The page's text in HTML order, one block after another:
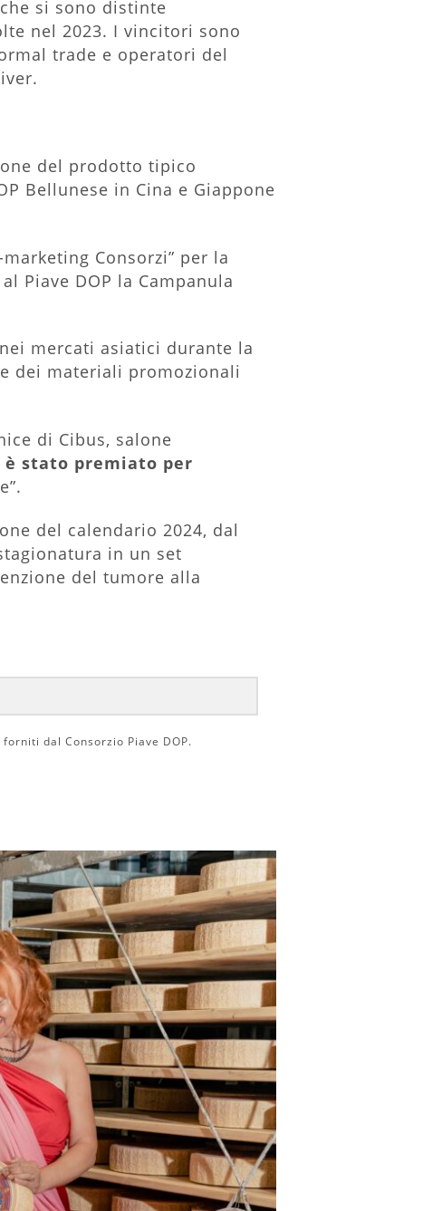
si sono distinte
nel 2023. I vincitori sono
trade e operatori del
del prodotto tipico
Bellunese in Cina e Giappone
Consorzi” per la
Piave DOP la Campanula
mercati asiatici durante la
dei materiali promozionali
di Cibus, salone
è stato premiato per
del calendario 2024, dal
in un set
del tumore alla
dal Consorzio Piave DOP.